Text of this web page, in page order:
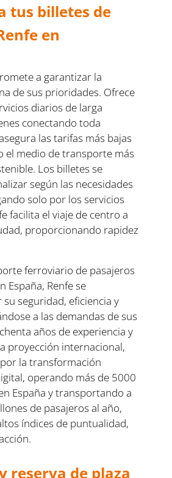
tus billetes de
en
a garantizar la
de sus prioridades. Ofrece
diarios de larga
conectando toda
las tarifas más bajas
el medio de transporte más
Los billetes se
según las necesidades
solo por los servicios
facilita el viaje de centro a
proporcionando rapidez
ferroviario de pasajeros
España, Renfe se
seguridad, eficiencia y
a las demandas de sus
años de experiencia y
proyección internacional,
la transformación
operando más de 5000
España y transportando a
de pasajeros al año,
índices de puntualidad,
reserva de plaza